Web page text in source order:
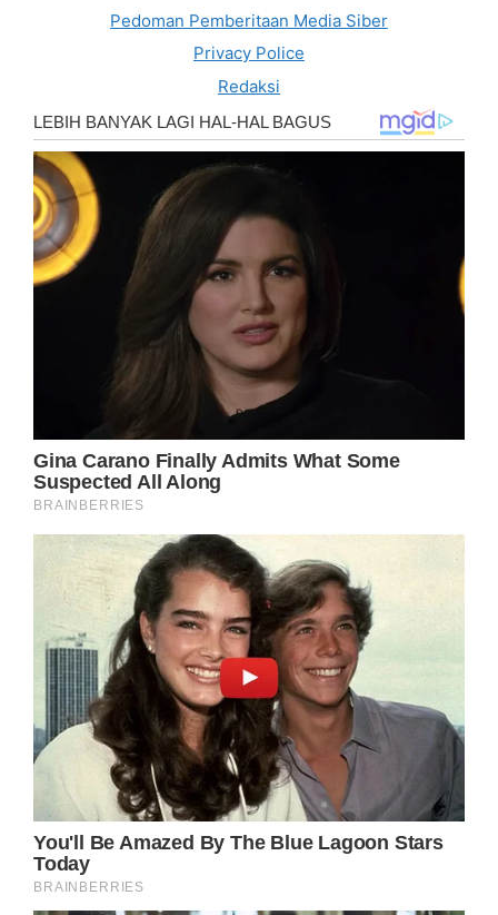
Pedoman Pemberitaan Media Siber
Privacy Police
Redaksi